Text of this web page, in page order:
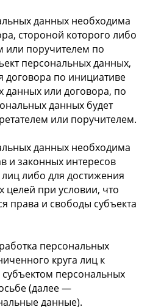
данных необходима
стороной которого либо
или поручителем по
персональных данных,
договора по инициативе
данных или договора, по
данных будет
или поручителем.
данных необходима
и законных интересов
либо для достижения
при условии, что
права и свободы субъекта
персональных
круга лиц к
персональных
(далее —
данные).